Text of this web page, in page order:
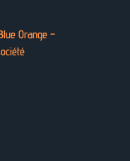
Orange –